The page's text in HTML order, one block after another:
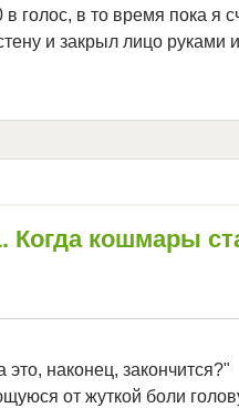
голос, в то время пока я
и закрыл лицо руками
Когда кошмары
наконец, закончится?"
от жуткой боли